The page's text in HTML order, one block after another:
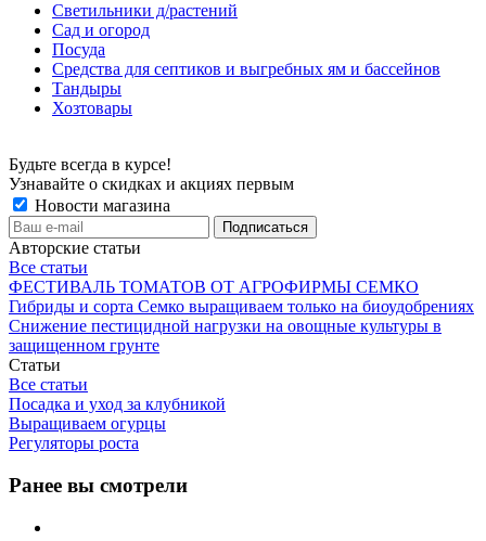
Светильники д/растений
Сад и огород
Посуда
Средства для септиков и выгребных ям и бассейнов
Тандыры
Хозтовары
Будьте всегда в курсе!
Узнавайте о скидках и акциях первым
Новости магазина
Авторские статьи
Все статьи
ФЕСТИВАЛЬ ТОМАТОВ ОТ АГРОФИРМЫ СЕМКО
Гибриды и сорта Семко выращиваем только на биоудобрениях
Снижение пестицидной нагрузки на овощные культуры в
защищенном грунте
Статьи
Все статьи
Посадка и уход за клубникой
Выращиваем огурцы
Регуляторы роста
Ранее вы смотрели